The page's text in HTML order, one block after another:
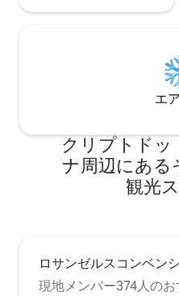
エ
クリプトドッ
ナ⁠周⁠辺⁠に⁠あ⁠る
観⁠光⁠
ロサンゼルスコンベン
現地メンバー374人のお